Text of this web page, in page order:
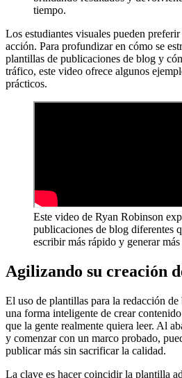
tiempo.
Los estudiantes visuales pueden
acción. Para profundizar en cómo se
plantillas de publicaciones de blog y
tráfico, este video ofrece algunos
prácticos.
Este video de Ryan Robinson
publicaciones de blog diferentes
escribir más rápido y generar
Agilizando su creación
El uso de plantillas para la redacción
una forma inteligente de crear
que la gente realmente quiera leer. Al
y comenzar con un marco probado,
publicar más sin sacrificar la calidad.
La clave es hacer coincidir la plantilla